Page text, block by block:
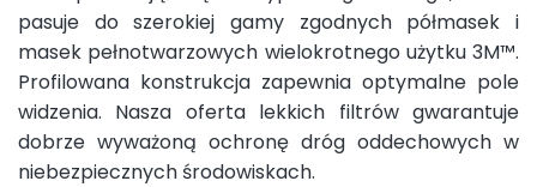
pasuje do szerokiej gamy zgodnych półmasek i
masek pełnotwarzowych wielokrotnego użytku 3M™.
Profilowana konstrukcja zapewnia optymalne pole
widzenia. Nasza oferta lekkich filtrów gwarantuje
dobrze wyważoną ochronę dróg oddechowych w
niebezpiecznych środowiskach.